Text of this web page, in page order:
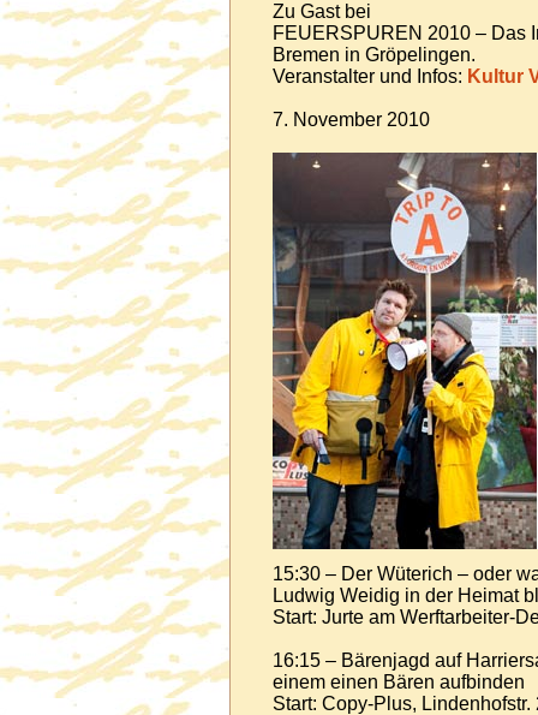
Zu Gast bei
FEUERSPUREN 2010 – Das
Bremen in Gröpelingen.
Veranstalter und Infos: Kultur
7. November 2010
15:30 – Der Wüterich – oder
Ludwig Weidig in der Heimat
Start: Jurte am Werftarbeiter-
16:15 – Bärenjagd auf
einem einen Bären aufbinden
Start: Copy-Plus, Lindenhofstr.